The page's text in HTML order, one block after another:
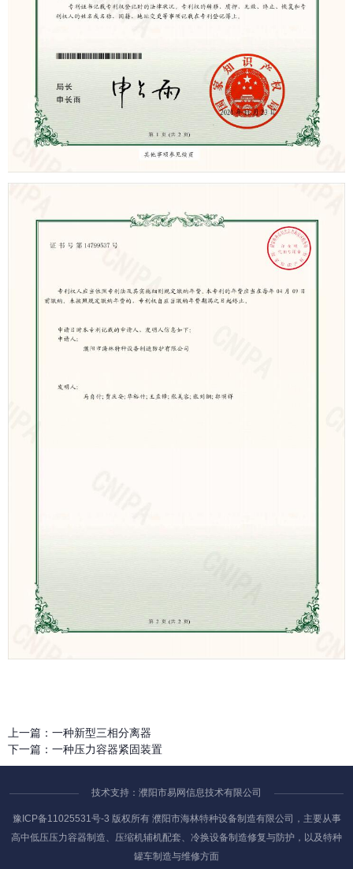
上一篇： 一种新型三相分离器
下一篇： 一种压力容器紧固装置
技术支持：濮阳市易网信息技术有限公司
豫ICP备11025531号-3 版权所有 濮阳市海林特种设备制造有限公司，主要从事
高中低压压力容器制造、压缩机辅机配套、冷换设备制造修复与防护，以及特种
罐车制造与维修方面